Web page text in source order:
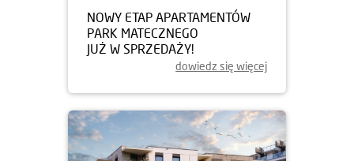
NOWY ETAP APARTAMENTÓW
PARK MATECZNEGO
JUŻ W SPRZEDAŻY!
dowiedz się więcej